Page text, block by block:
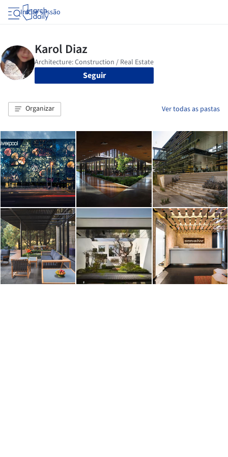
Iniciar sessão
Seguir
Organizar Ver todas as pastas